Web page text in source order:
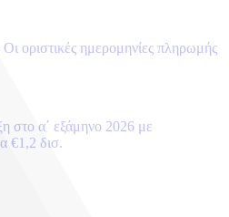
οριστικές ημερομηνίες πληρωμής
στο α΄ εξάμηνο 2026 με
€1,2 δισ.